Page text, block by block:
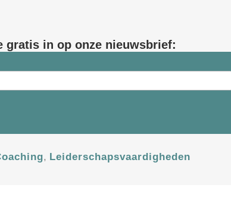
gratis in op onze nieuwsbrief:
, Leiderschapsvaardigheden